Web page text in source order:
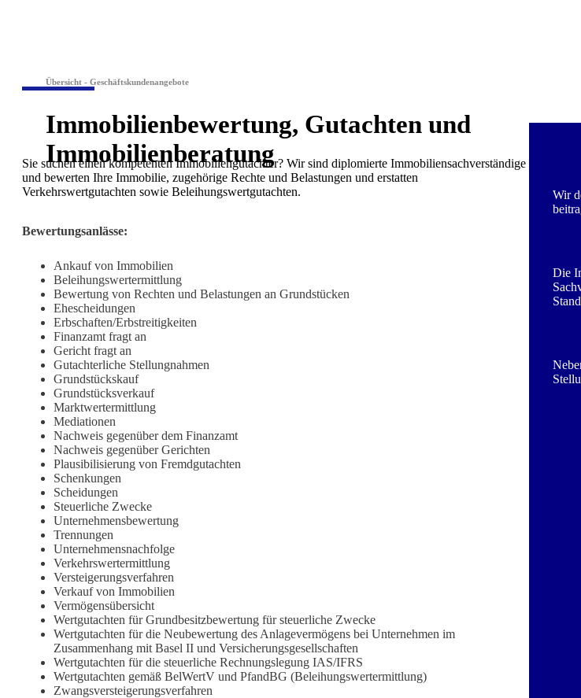
Übersicht - Geschäftskundenangebote
Immobilienbewertung, Gutachten und
Immobilienberatung
Sie suchen einen kompetenten Immobiliengutachter? Wir sind diplomierte Immobiliensachverständige
und bewerten Ihre Immobilie, zugehörige Rechte und Belastungen und erstatten
Verkehrswertgutachten sowie Beleihungswertgutachten.
Bewertungsanlässe:
Ankauf von Immobilien
Beleihungswertermittlung
Bewertung von Rechten und Belastungen an Grundstücken
Ehescheidungen
Erbschaften/Erbstreitigkeiten
Finanzamt fragt an
Gericht fragt an
Gutachterliche Stellungnahmen
Grundstückskauf
Grundstücksverkauf
Marktwertermittlung
Mediationen
Nachweis gegenüber dem Finanzamt
Nachweis gegenüber Gerichten
Plausibilisierung von Fremdgutachten
Schenkungen
Scheidungen
Steuerliche Zwecke
Unternehmensbewertung
Trennungen
Unternehmensnachfolge
Verkehrswertermittlung
Versteigerungsverfahren
Verkauf von Immobilien
Vermögensübersicht
Wertgutachten für Grundbesitzbewertung für steuerliche Zwecke
Wertgutachten für die Neubewertung des Anlagevermögens bei Unternehmen im
Zusammenhang mit Basel II und Versicherungsgesellschaften
Wertgutachten für die steuerliche Rechnungslegung IAS/IFRS
Wertgutachten gemäß BelWertV und PfandBG (Beleihungswertermittlung)
Zwangsversteigerungsverfahren
Wir
Die